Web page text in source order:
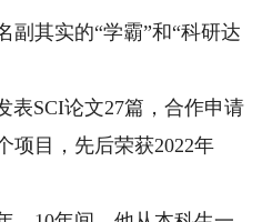
其实的“学霸”和“科研达
SCI论文27篇，合作申请
项目，先后荣获2022年